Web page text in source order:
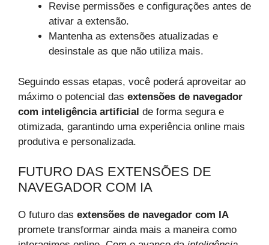
Revise permissões e configurações antes de
ativar a extensão.
Mantenha as extensões atualizadas e
desinstale as que não utiliza mais.
Seguindo essas etapas, você poderá aproveitar ao
máximo o potencial das extensões de navegador
com inteligência artificial de forma segura e
otimizada, garantindo uma experiência online mais
produtiva e personalizada.
FUTURO DAS EXTENSÕES DE
NAVEGADOR COM IA
O futuro das extensões de navegador com IA
promete transformar ainda mais a maneira como